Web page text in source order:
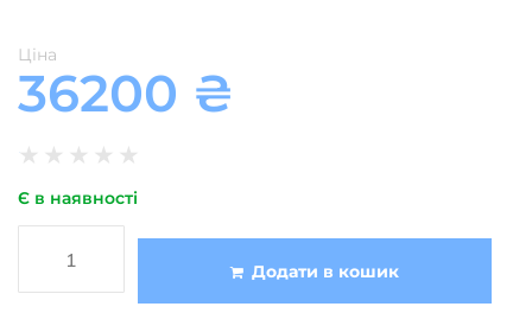
Ціна
36200 ₴
★ ★ ★ ★ ★
Є в наявності
Додати в кошик